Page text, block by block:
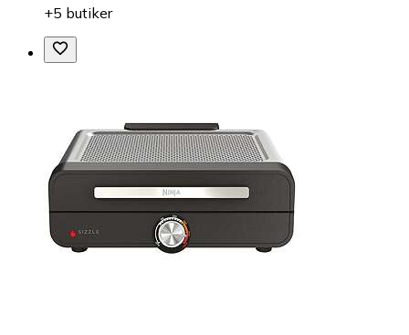
+5 butiker